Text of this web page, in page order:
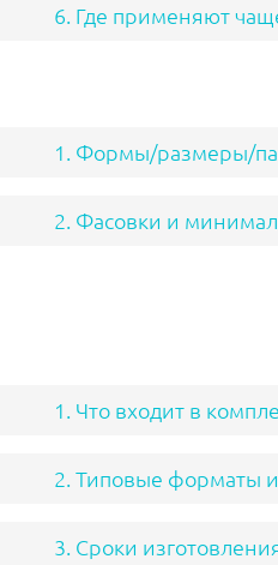
6. Где применяют
1. Формы/размеры/
2. Фасовки и
1. Что входит в
2. Типовые форматы
3. Сроки